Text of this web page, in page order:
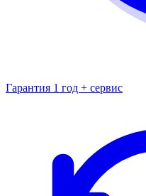
Гарантия 1 год + сервис